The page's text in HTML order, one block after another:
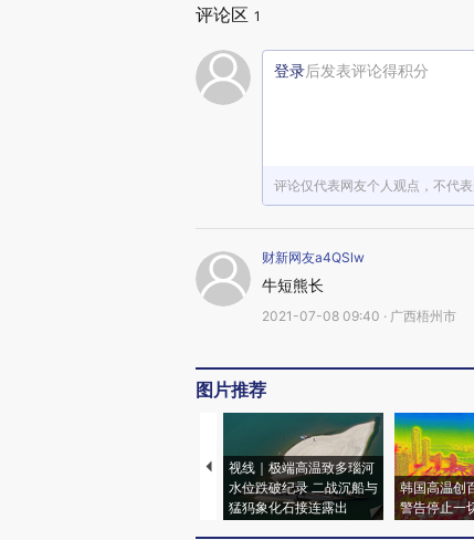
评论区 1
登录后发表评论得积分
评论仅代表网友个人观点，不代
财新网友a4QSlw
牛短熊长
2021-07-08 09:40 · 广西梧州市
图片推荐
视线｜极端高温致多瑙河
水位跌破纪录 二战沉船与
猛犸象化石接连露出
韩国高温创
警告停止一